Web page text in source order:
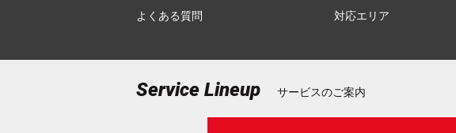
よくある質問
対応エリア
Service Lineup サービスのご案内